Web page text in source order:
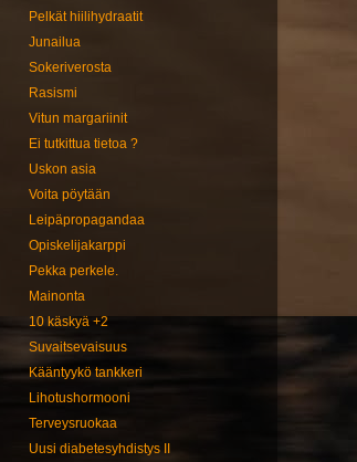
Pelkät hiilihydraatit
Junailua
Sokeriverosta
Rasismi
Vitun margariinit
Ei tutkittua tietoa ?
Uskon asia
Voita pöytään
Leipäpropagandaa
Opiskelijakarppi
Pekka perkele.
Mainonta
10 käskyä +2
Suvaitsevaisuus
Kääntyykö tankkeri
Lihotushormooni
Terveysruokaa
Uusi diabetesyhdistys II